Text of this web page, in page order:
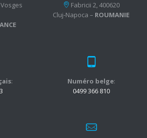
Fabricii 2, 400620
Cluj-Napoca – ROUMANIE
:
Numéro belge:
0499 366 810